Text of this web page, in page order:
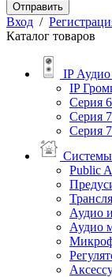
Отправить
Вход /
Каталог товаров
IP
IP
Серия
Серия
Серия
Public
Аудио
Аудио